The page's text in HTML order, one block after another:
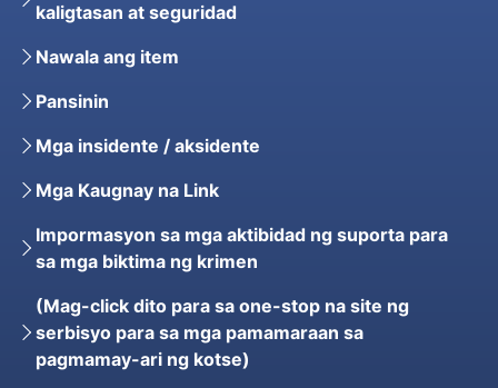
kaligtasan at seguridad
Nawala ang item
Pansinin
Mga insidente / aksidente
Mga Kaugnay na Link
Impormasyon sa mga aktibidad ng suporta para
sa mga biktima ng krimen
(Mag-click dito para sa one-stop na site ng
serbisyo para sa mga pamamaraan sa
pagmamay-ari ng kotse)